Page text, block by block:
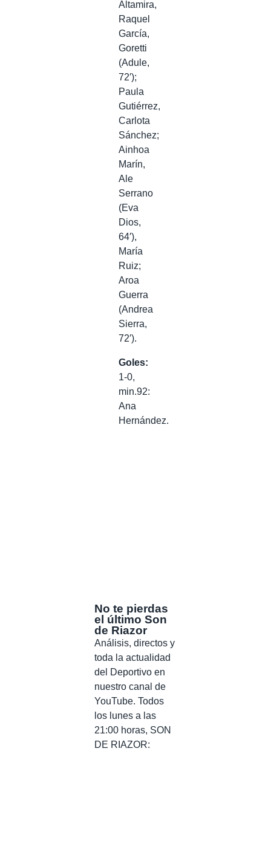
Altamira,
Raquel
García,
Goretti
(Adule,
72′);
Paula
Gutiérrez,
Carlota
Sánchez;
Ainhoa
Marín,
Ale
Serrano
(Eva
Dios,
64′),
María
Ruiz;
Aroa
Guerra
(Andrea
Sierra,
72′).
Goles:
1-0,
min.92:
Ana
Hernández.
No te pierdas
el último Son
de Riazor
Análisis, directos y
toda la actualidad
del Deportivo en
nuestro canal de
YouTube. Todos
los lunes a las
21:00 horas, SON
DE RIAZOR: